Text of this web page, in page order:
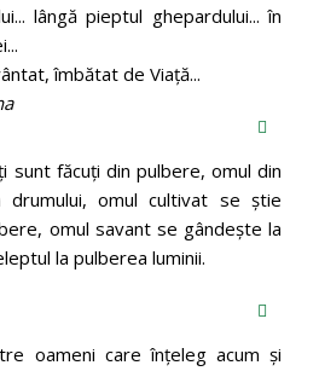
lângă pieptul ghepardului... în
îmbătat de Viaţă...
sunt făcuți din pulbere, omul din
omul cultivat se știe
omul savant se gândește la
la pulberea luminii.
oameni care înțeleg acum și